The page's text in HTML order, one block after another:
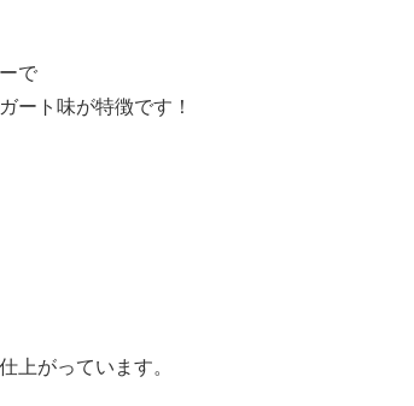
で
ート味が特徴です！
上がっています。